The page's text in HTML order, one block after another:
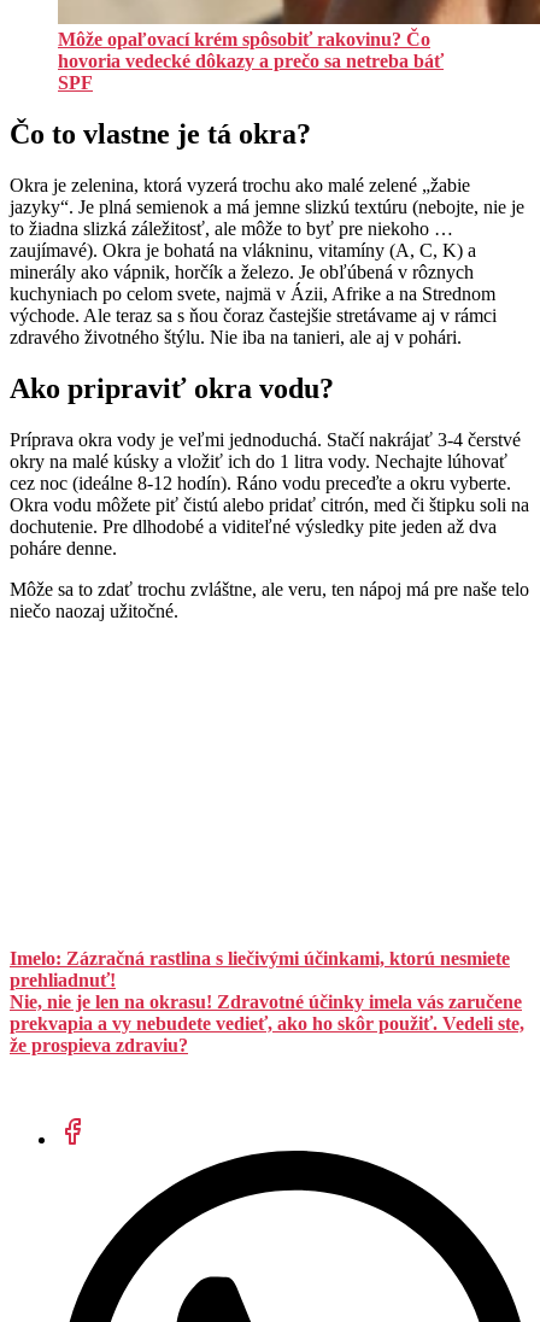
Môže opaľovací krém spôsobiť rakovinu? Čo
hovoria vedecké dôkazy a prečo sa netreba báť
SPF
Čo to vlastne je tá okra?
Okra je zelenina, ktorá vyzerá trochu ako malé zelené „žabie
jazyky“. Je plná semienok a má jemne slizkú textúru (nebojte, nie je
to žiadna slizká záležitosť, ale môže to byť pre niekoho …
zaujímavé). Okra je bohatá na vlákninu, vitamíny (A, C, K) a
minerály ako vápnik, horčík a železo. Je obľúbená v rôznych
kuchyniach po celom svete, najmä v Ázii, Afrike a na Strednom
východe. Ale teraz sa s ňou čoraz častejšie stretávame aj v rámci
zdravého životného štýlu. Nie iba na tanieri, ale aj v pohári.
Ako pripraviť okra vodu?
Príprava okra vody je veľmi jednoduchá. Stačí nakrájať 3-4 čerstvé
okry na malé kúsky a vložiť ich do 1 litra vody. Nechajte lúhovať
cez noc (ideálne 8-12 hodín). Ráno vodu preceďte a okru vyberte.
Okra vodu môžete piť čistú alebo pridať citrón, med či štipku soli na
dochutenie. Pre dlhodobé a viditeľné výsledky pite jeden až dva
poháre denne.
Môže sa to zdať trochu zvláštne, ale veru, ten nápoj má pre naše telo
niečo naozaj užitočné.
Imelo: Zázračná rastlina s liečivými účinkami, ktorú nesmiete
prehliadnuť!
Nie, nie je len na okrasu! Zdravotné účinky imela vás zaručene
prekvapia a vy nebudete vedieť, ako ho skôr použiť. Vedeli ste,
že prospieva zdraviu?